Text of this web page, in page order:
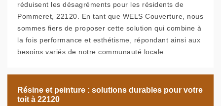
réduisent les désagréments pour les résidents de
Pommeret, 22120. En tant que WELS Couverture, nous
sommes fiers de proposer cette solution qui combine à
la fois performance et esthétisme, répondant ainsi aux
besoins variés de notre communauté locale.
Résine et peinture : solutions durables pour votre
toit à 22120